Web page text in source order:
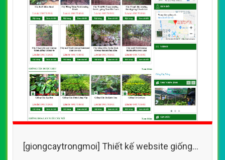
[giongcaytrongmoi] Thiết kế website giống